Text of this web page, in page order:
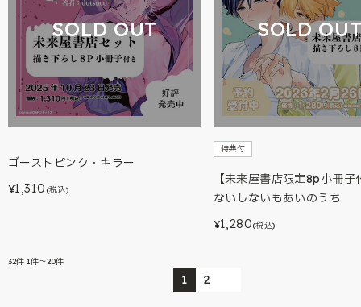
SOLD OUT
ゴーストピンク・キラー
¥1,310 (税込)
SOLD
特典付
【未来屋書店限定8p小冊子
ないしないもあいのうち
¥1,280(税込)
32件 1件～20件
1 2